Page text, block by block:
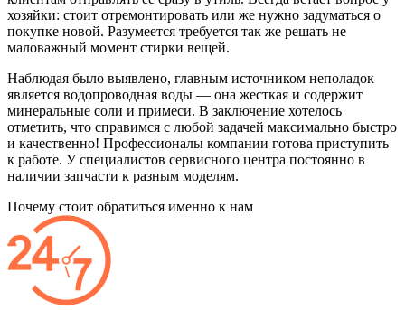
хозяйки: стоит отремонтировать или же нужно задуматься о
покупке новой. Разумеется требуется так же решать не
маловажный момент стирки вещей.
Наблюдая было выявлено, главным источником неполадок
является водопроводная воды — она жесткая и содержит
минеральные соли и примеси. В заключение хотелось
отметить, что справимся с любой задачей максимально быстро
и качественно! Профессионалы компании готова приступить
к работе. У специалистов сервисного центра постоянно в
наличии запчасти к разным моделям.
Почему стоит обратиться именно к нам